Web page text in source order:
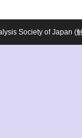
Society of Japan (